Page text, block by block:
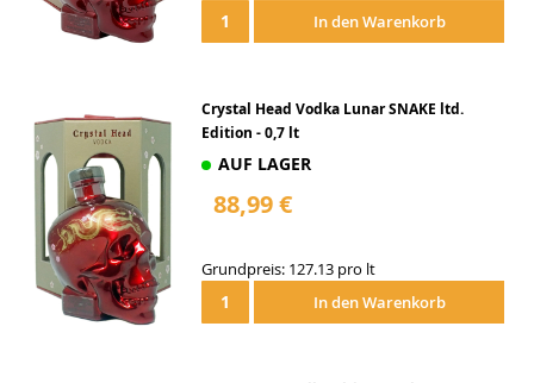
In den Warenkorb
Crystal Head Vodka Lunar SNAKE ltd.
Edition - 0,7 lt
AUF LAGER
88,99 €
Grundpreis: 127.13 pro lt
In den Warenkorb